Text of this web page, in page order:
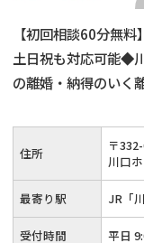
【初回相談60分無
土日祝も対応可能◆
の離婚・納得のいく
住所 〒332-
川口
最寄り駅 JR「
受付時間 平日